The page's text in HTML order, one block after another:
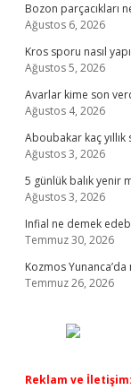
Bozon parçacıkları
Ağustos 6, 2026
Kros sporu nasıl
Ağustos 5, 2026
Avarlar kime son
Ağustos 4, 2026
Aboubakar kaç yıllık
Ağustos 3, 2026
5 günlük balık yenir
Ağustos 3, 2026
Infial ne demek
Temmuz 30, 2026
Kozmos
Temmuz 26, 2026
Reklam ve İletişim: